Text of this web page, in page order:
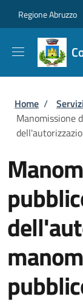
Regione Abruzzo
Briciole
Home / Servizi
Manomissione